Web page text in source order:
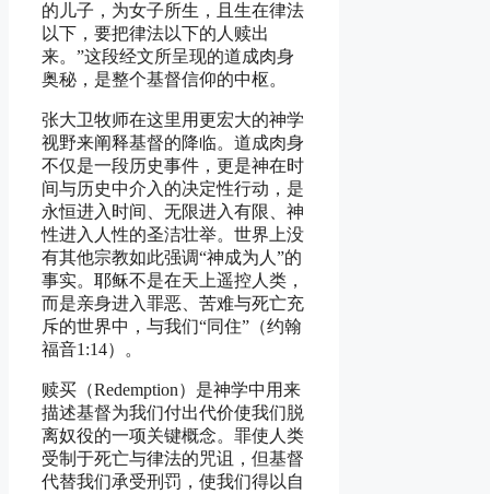
的儿子，为女子所生，且生在律法
以下，要把律法以下的人赎出
来。”这段经文所呈现的道成肉身
奥秘，是整个基督信仰的中枢。
张大卫牧师在这里用更宏大的神学
视野来阐释基督的降临。道成肉身
不仅是一段历史事件，更是神在时
间与历史中介入的决定性行动，是
永恒进入时间、无限进入有限、神
性进入人性的圣洁壮举。世界上没
有其他宗教如此强调“神成为人”的
事实。耶稣不是在天上遥控人类，
而是亲身进入罪恶、苦难与死亡充
斥的世界中，与我们“同住”（约翰
福音1:14）。
赎买（Redemption）是神学中用来
描述基督为我们付出代价使我们脱
离奴役的一项关键概念。罪使人类
受制于死亡与律法的咒诅，但基督
代替我们承受刑罚，使我们得以自